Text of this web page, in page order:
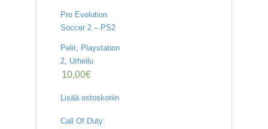
Pro Evolution
Soccer 2 – PS2
Pelit, Playstation
2, Urheilu
10,00€
Lisää ostoskoriin
Call Of Duty: